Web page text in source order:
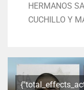
HERMANOS
CUCHILLO Y